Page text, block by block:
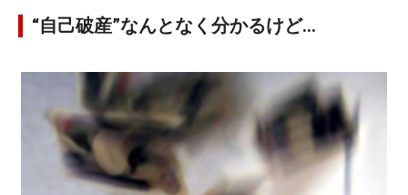
“自己破産”なんとなく分かるけど…